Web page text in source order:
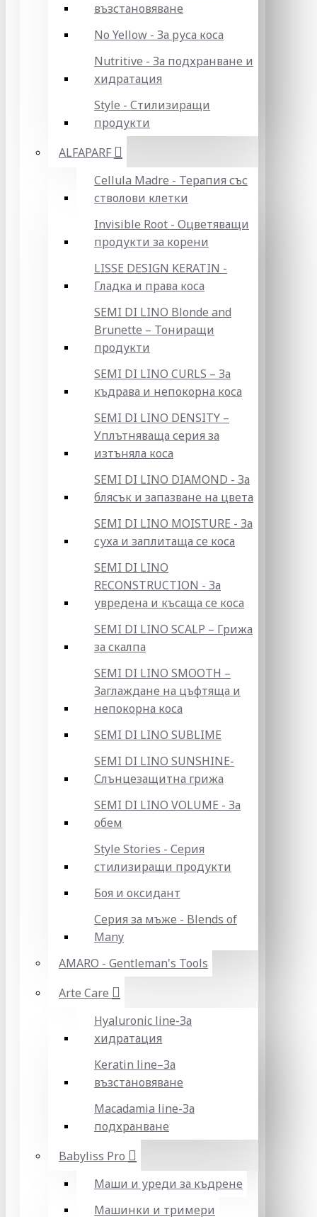
възстановяване
No Yellow - За руса коса
Nutritive - За подхранване и
хидратация
Style - Стилизиращи
продукти
ALFAPARF
Cellula Madre - Терапия със
стволови клетки
Invisible Root - Оцветяващи
продукти за корени
LISSE DESIGN KERATIN -
Гладка и права коса
SEMI DI LINO Blonde and
Brunette – Тониращи
продукти
SEMI DI LINO CURLS – За
къдрава и непокорна коса
SEMI DI LINO DENSITY –
Уплътняваща серия за
изтъняла коса
SEMI DI LINO DIAMOND - За
блясък и запазване на цвета
SEMI DI LINO MOISTURE - За
суха и заплитаща се коса
SEMI DI LINO
RECONSTRUCTION - За
увредена и късаща се коса
SEMI DI LINO SCALP – Грижа
за скалпа
SEMI DI LINO SMOOTH –
Заглаждане на цъфтяща и
непокорна коса
SEMI DI LINO SUBLIME
SEMI DI LINO SUNSHINE-
Слънцезащитна грижа
SEMI DI LINO VOLUME - За
обем
Style Stories - Серия
стилизиращи продукти
Боя и оксидант
Серия за мъже - Blends of
Many
AMARO - Gentleman's Tools
Arte Care
Hyaluronic line-За
хидратация
Keratin line–За
възстановяване
Macadamia line-За
подхранване
Babyliss Pro
Маши и уреди за къдрене
Машинки и тримери